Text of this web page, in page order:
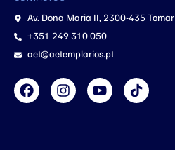
Av. Dona Maria II, 2300-435 Tomar
+351 249 310 050
aet@aetemplarios.pt